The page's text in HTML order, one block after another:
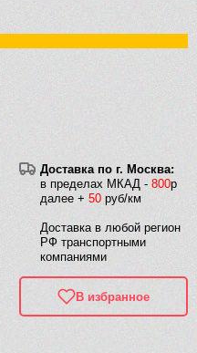
Доставка по г. Москва:
в пределах МКАД - 800р
далее + 50 руб/км
Доставка в любой регион
РФ транспортными
компаниями
В избранное